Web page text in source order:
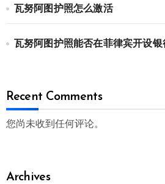
瓦努阿图护照怎么激活
瓦努阿图护照能否在菲律宾开设银
Recent Comments
您尚未收到任何评论。
Archives